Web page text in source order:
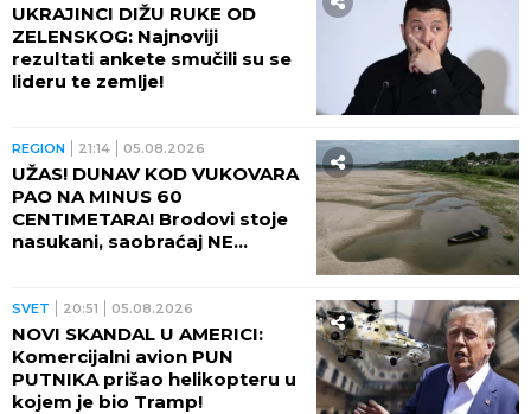
UKRAJINCI DIŽU RUKE OD
ZELENSKOG: Najnoviji
rezultati ankete smučili su se
lideru te zemlje!
REGION 21:14 05.08.2026
UŽAS! DUNAV KOD VUKOVARA
PAO NA MINUS 60
CENTIMETARA! Brodovi stoje
nasukani, saobraćaj NE
SVET 20:51 05.08.2026
NOVI SKANDAL U AMERICI:
Komercijalni avion PUN
PUTNIKA prišao helikopteru u
kojem je bio Tramp!